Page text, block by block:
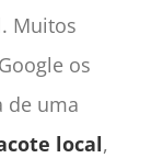
Muitos
os
de uma
local,